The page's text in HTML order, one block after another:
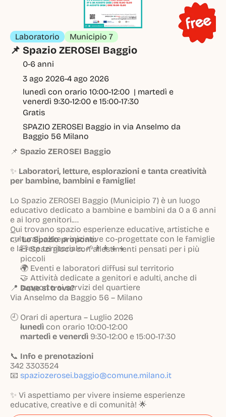
Laboratorio Municipio 7
📌 Spazio ZEROSEI Baggio
0-6 anni
3 ago 2026-4 ago 2026
lunedì con orario 10:00-12:00  | martedì e
venerdì 9:30-12:00 e 15:00-17:30
Gratis
SPAZIO ZEROSEI Baggio in via Anselmo da
Baggio 56 Milano
📌 Spazio ZEROSEI Baggio
✨ Laboratori, letture, esplorazioni e tanta creatività
per bambine, bambini e famiglie!
Lo Spazio ZEROSEI Baggio (Municipio 7) è un luogo
educativo dedicato a bambine e bambini da 0 a 6 anni
e ai loro genitori.
Qui trovano spazio esperienze educative, artistiche e
culturali, oltre a iniziative co-progettate con le famiglie
e la rete territoriale. 🌱👨‍👩‍👧‍👦
👉Lo Spazio propone:
🧸 Spazi gioco con allestimenti pensati per i più
piccoli
🌍 Eventi e laboratori diffusi sul territorio
🤝 Attività dedicate a genitori e adulti, anche di
supporto ai servizi del quartiere
📍 Dove si trova?
Via Anselmo da Baggio 56 – Milano
🕘 Orari di apertura – Luglio 2026
lunedì con orario 10:00-12:00
martedì e venerdì 9:30-12:00 e 15:00-17:30
📞 Info e prenotazioni
342 3303524
📧 spaziozerosei.baggio@comune.milano.it
✨ Vi aspettiamo per vivere insieme esperienze
educative, creative e di comunità! 🌟